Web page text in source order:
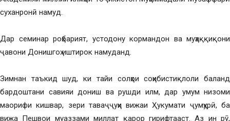
суханронӣ намуд.
Дар семинар роҳбарият, устодону кормандон ва муҳаққиқони
ҷавони Донишгоҳ иштирок намуданд.
Зимнан таъкид шуд, ки тайи солҳои соҳибистиқлоли баланд
бардоштани савияи дониш ва рушди илм, дар умум низоми
маорифи кишвар, зери таваҷҷуҳи вижаи Ҳукумати ҷумҳурӣ, ба
вижа Пешвои муаззами миллат қарор гирифтааст. Аз ин рӯ,